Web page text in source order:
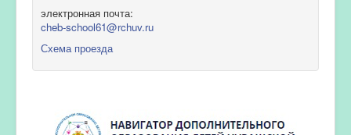
электронная почта:
cheb-school61@rchuv.ru
Схема проезда